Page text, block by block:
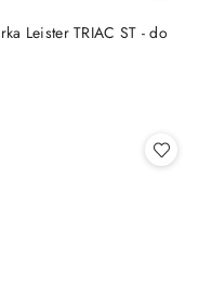
Leister TRIAC ST - do